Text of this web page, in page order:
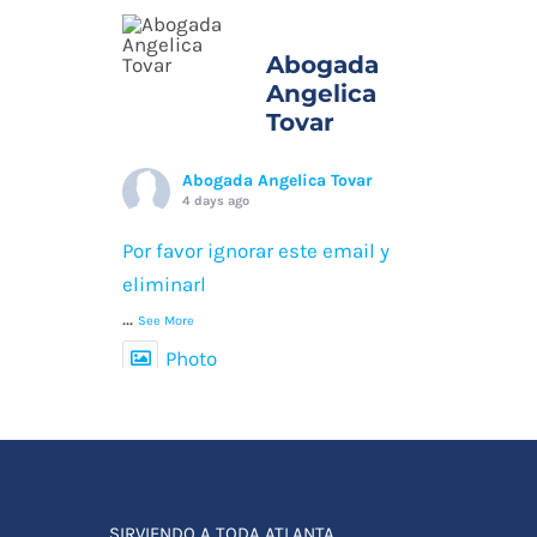
Abogada
Angelica
Tovar
Abogada Angelica Tovar
4 days ago
Por favor ignorar este email y
eliminarl
... See More
Photo